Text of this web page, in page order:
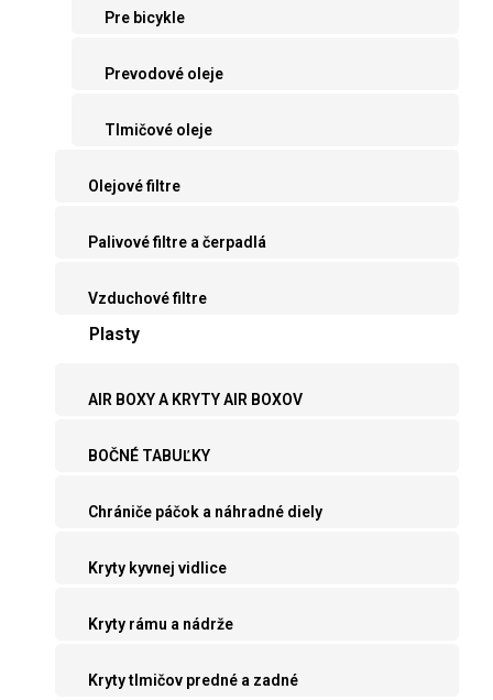
Pre bicykle
Prevodové oleje
Tlmičové oleje
Olejové filtre
Palivové filtre a čerpadlá
Vzduchové filtre
Plasty
AIR BOXY A KRYTY AIR BOXOV
BOČNÉ TABUĽKY
Chrániče páčok a náhradné diely
Kryty kyvnej vidlice
Kryty rámu a nádrže
Kryty tlmičov predné a zadné